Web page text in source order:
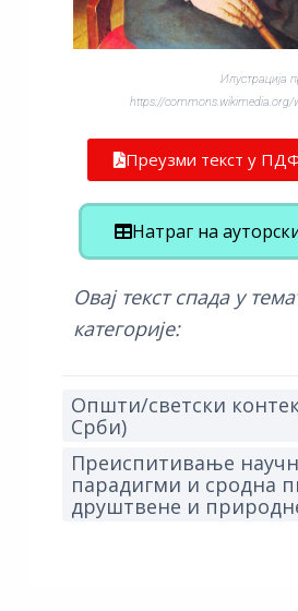
Илустрација
https://commons.wikimedia.org/
Преузми текст у
Натраг на
Овај текст спада у
категорије:
Општи/светски
Срби)
Преиспитивање
парадигми и сродна
друштвене и